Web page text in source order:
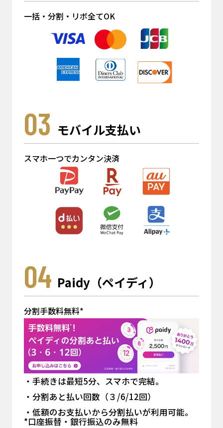
一括・分割・リボ全てOK
03 モバイル支払い
スマホ一つでカンタン決済
04 Paidy（ペイディ）
分割手数料無料*
手続きは最短5分、スマホで完結。
分割あと払い回数（３/6⁨⁩/12回）
低額のお支払いから分割払いが利用可能。
*口座振替・銀行振込のみ無料